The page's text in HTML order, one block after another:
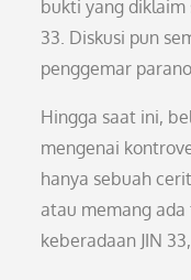
bukti yang diklaim
33. Diskusi pun
penggemar
Hingga saat ini,
mengenai
hanya sebuah
atau memang
keberadaan JIN